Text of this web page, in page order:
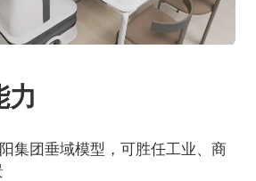
力
集团垂域模型，可胜任工业、商